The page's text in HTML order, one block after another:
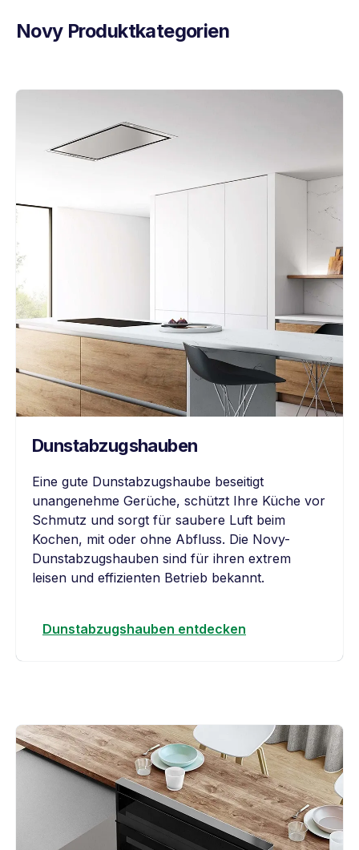
Novy Produktkategorien
Dunstabzugshauben
Eine gute Dunstabzugshaube beseitigt
unangenehme Gerüche, schützt Ihre Küche vor
Schmutz und sorgt für saubere Luft beim
Kochen, mit oder ohne Abfluss. Die Novy-
Dunstabzugshauben sind für ihren extrem
leisen und effizienten Betrieb bekannt.
Dunstabzugshauben entdecken